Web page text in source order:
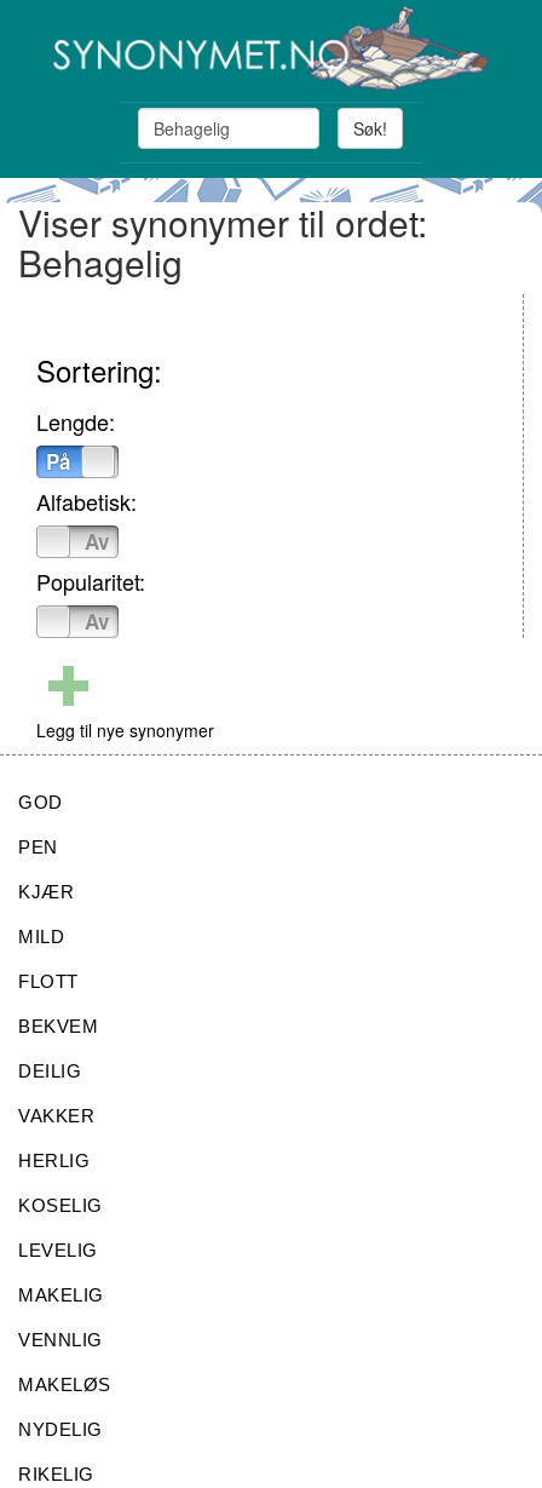
Søk!
Viser synonymer til ordet:
Behagelig
Sortering:
Lengde:
På
Alfabetisk:
Av
Popularitet:
Av
Legg til nye synonymer
GOD
PEN
KJÆR
MILD
FLOTT
BEKVEM
DEILIG
VAKKER
HERLIG
KOSELIG
LEVELIG
MAKELIG
VENNLIG
MAKELØS
NYDELIG
RIKELIG